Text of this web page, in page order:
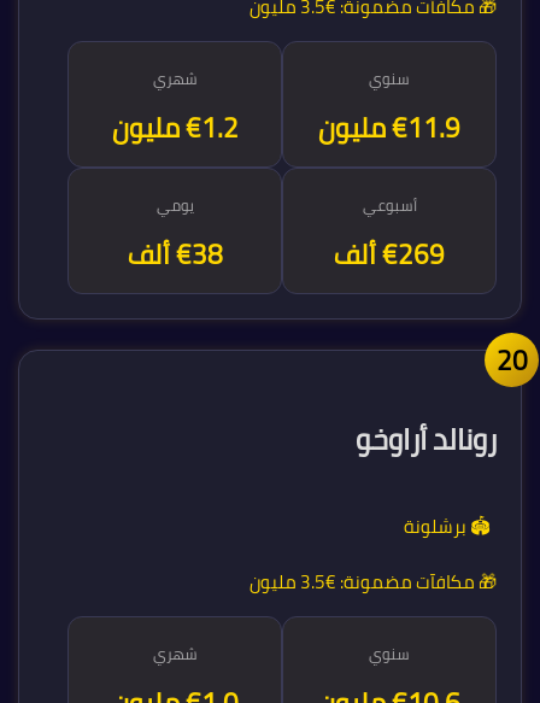
سنوي
€14 مليون
شهري
€1.2 مليون
أسبوعي
€269 ألف
يومي
€38 ألف
رونالد أراوخو
🏟️ برشلونة
🎁 مكافآت مضمونة:€3.5 مليون
سنوي شهري